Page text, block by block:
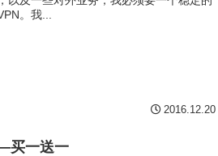
。我...
2016.12.20
买一送一